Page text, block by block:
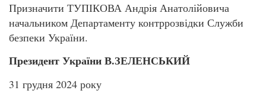
Призначити ТУПІКОВА Андрія Анатолійовича
начальником Департаменту контррозвідки Служби
безпеки України.
Президент України В.ЗЕЛЕНСЬКИЙ
31 грудня 2024 року